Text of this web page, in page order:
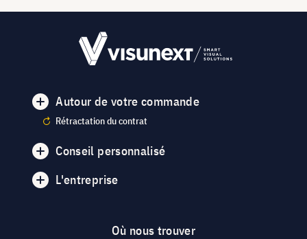
Autour de votre commande
Rétractation du contrat
Conseil personnalisé
L'entreprise
Où nous trouver